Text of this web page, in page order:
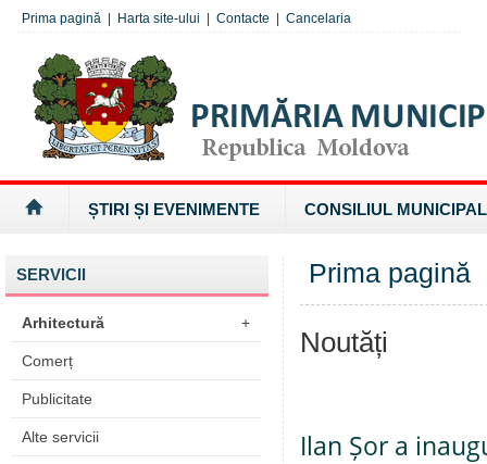
Prima pagină Harta site-ului Contacte Cancelaria
ȘTIRI ȘI EVENIMENTE CONSILIUL MUNICIPAL
SERVICII
Arhitectură +
Comerț
Publicitate
Alte servicii
Prima pagină
Noutăți
Ilan Șor a